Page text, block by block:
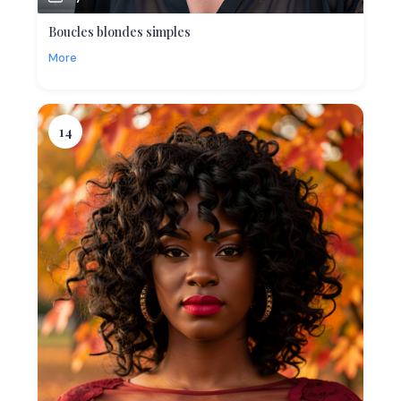
Boucles blondes simples
More
14